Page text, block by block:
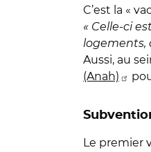
C’est la «
« Celle-ci
logements,
Aussi, au
(Anah)
Le premier